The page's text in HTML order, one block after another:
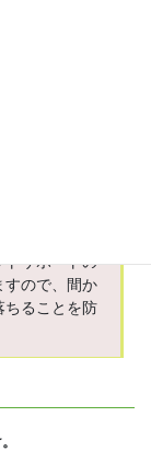
トサポートの
すので、間か
ちることを防